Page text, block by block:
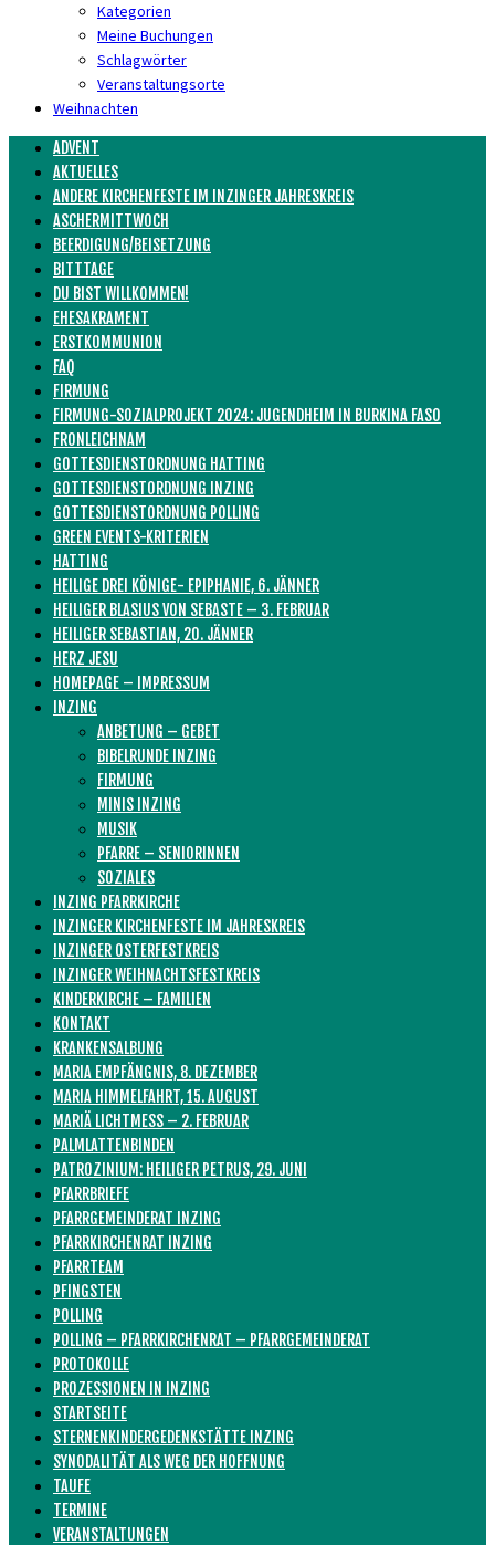
Kategorien
Meine Buchungen
Schlagwörter
Veranstaltungsorte
Weihnachten
ADVENT
AKTUELLES
ANDERE KIRCHENFESTE IM INZINGER JAHRESKREIS
ASCHERMITTWOCH
BEERDIGUNG/BEISETZUNG
BITTTAGE
DU BIST WILLKOMMEN!
EHESAKRAMENT
ERSTKOMMUNION
FAQ
FIRMUNG
FIRMUNG-SOZIALPROJEKT 2024: JUGENDHEIM IN BURKINA FASO
FRONLEICHNAM
GOTTESDIENSTORDNUNG HATTING
GOTTESDIENSTORDNUNG INZING
GOTTESDIENSTORDNUNG POLLING
GREEN EVENTS-KRITERIEN
HATTING
HEILIGE DREI KÖNIGE- EPIPHANIE, 6. JÄNNER
HEILIGER BLASIUS VON SEBASTE – 3. FEBRUAR
HEILIGER SEBASTIAN, 20. JÄNNER
HERZ JESU
HOMEPAGE – IMPRESSUM
INZING
ANBETUNG – GEBET
BIBELRUNDE INZING
FIRMUNG
MINIS INZING
MUSIK
PFARRE – SENIORINNEN
SOZIALES
INZING PFARRKIRCHE
INZINGER KIRCHENFESTE IM JAHRESKREIS
INZINGER OSTERFESTKREIS
INZINGER WEIHNACHTSFESTKREIS
KINDERKIRCHE – FAMILIEN
KONTAKT
KRANKENSALBUNG
MARIA EMPFÄNGNIS, 8. DEZEMBER
MARIA HIMMELFAHRT, 15. AUGUST
MARIÄ LICHTMESS – 2. FEBRUAR
PALMLATTENBINDEN
PATROZINIUM: HEILIGER PETRUS, 29. JUNI
PFARRBRIEFE
PFARRGEMEINDERAT INZING
PFARRKIRCHENRAT INZING
PFARRTEAM
PFINGSTEN
POLLING
POLLING – PFARRKIRCHENRAT – PFARRGEMEINDERAT
PROTOKOLLE
PROZESSIONEN IN INZING
STARTSEITE
STERNENKINDERGEDENKSTÄTTE INZING
SYNODALITÄT ALS WEG DER HOFFNUNG
TAUFE
TERMINE
VERANSTALTUNGEN